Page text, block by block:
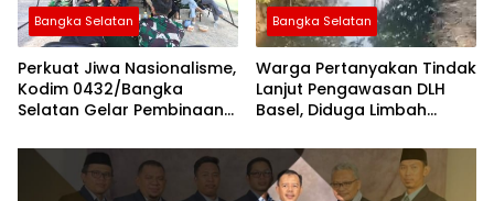
Bangka Selatan
Perkuat Jiwa Nasionalisme,
Kodim 0432/Bangka
Selatan Gelar Pembinaan
Bangka Selatan
Warga Pertanyakan Tindak
Lanjut Pengawasan DLH
Basel, Diduga Limbah
Cemari Sungai Desa Pasir
Putih